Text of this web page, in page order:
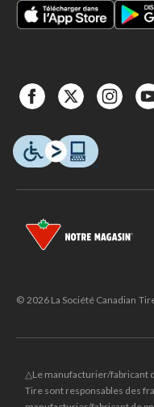
© 2026 La Société Canadian
△Le manufacturier/fabricant
Tire sont responsables des